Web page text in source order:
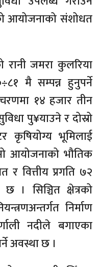
आयोजनाको संशोधत
जमरा कुलरिया
मै सम्पन्न हुनुपर्ने
१४ हजार तीन
पु¥याउने र दोस्रो
भूमिलाई
आयोजनाको भौतिक
वित्तीय प्रगति ७२
। सिञ्चित क्षेत्रको
निर्माण
नदीले बगाएका
अवस्था छ ।